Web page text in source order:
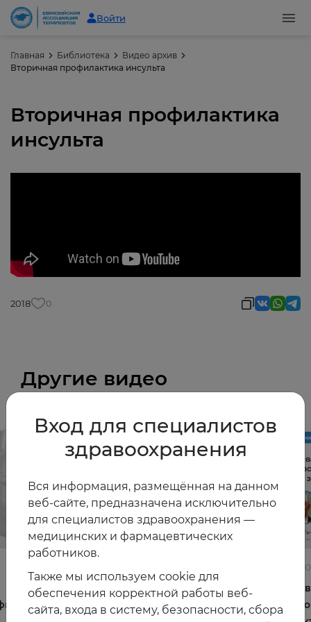
Войти
Главная Библиотека
Видео архив
Вторичная профилактика инсульта
Вторичная профилактика
инсульта
2018 0
Другие видео
Постменопауза на приёме: алгоритмы для
терапевта
и
и
Вход для специалистов
здравоохранения
Вся информация, размещённая на данном
веб-сайте, предназначена исключительно
для специалистов здравоохранения —
медицинских и фармацевтических
работников.
Также мы используем cookie для
обеспечения корректной работы веб-
сайта, входа в систему, безопасности, сбора